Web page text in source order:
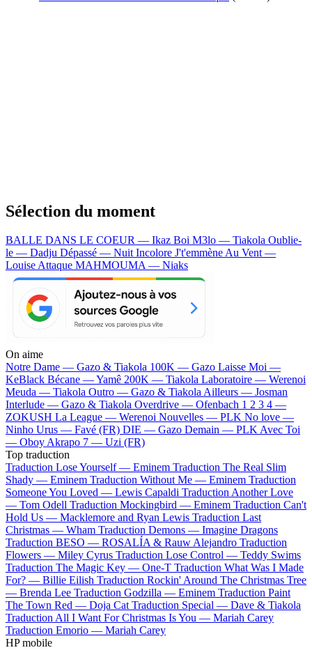
Sélection du moment
BALLE DANS LE COEUR — Ikaz Boi M3lo — Tiakola Oublie-
le — Dadju Dépassé — Nuit Incolore J't'emmène Au Vent —
Louise Attaque MAHMOUMA — Niaks
On aime
Notre Dame — Gazo & Tiakola 100K — Gazo Laisse Moi —
KeBlack Bécane —Yamê 200K — Tiakola Laboratoire — Werenoi
Meuda — Tiakola Outro — Gazo & TiakolaAilleurs — Josman
Interlude — Gazo & Tiakola Overdrive — Ofenbach 1 2 3 4 —
ZOKUSH La League — Werenoi Nouvelles — PLK No love —
Ninho Urus — Favé (FR) DIE — Gazo Demain — PLKAvec Toi
— OboyAkrapo 7 — Uzi (FR)
Top traduction
Traduction Lose Yourself — Eminem Traduction The Real Slim
Shady — Eminem Traduction Without Me — Eminem Traduction
Someone You Loved — Lewis Capaldi Traduction Another Love
— Tom Odell Traduction Mockingbird — Eminem Traduction Can't
Hold Us — Macklemore and Ryan Lewis Traduction Last
Christmas — Wham Traduction Demons — Imagine Dragons
Traduction BESO — ROSALÍA & Rauw Alejandro Traduction
Flowers — Miley Cyrus Traduction Lose Control — Teddy Swims
Traduction The Magic Key — One-T Traduction What Was I Made
For? — Billie Eilish Traduction Rockin' Around The Christmas Tree
— Brenda Lee Traduction Godzilla — Eminem Traduction Paint
The Town Red — Doja Cat Traduction Special — Dave & Tiakola
Traduction All I Want For Christmas Is You — Mariah Carey
Traduction Emorio — Mariah Carey
HP mobile